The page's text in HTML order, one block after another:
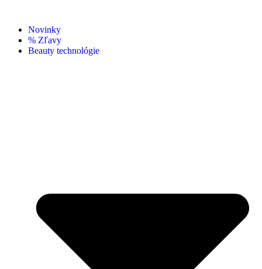
Novinky
% Zľavy
Beauty technológie